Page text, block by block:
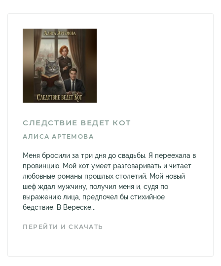
СЛЕДСТВИЕ ВЕДЕТ КОТ
АЛИСА АРТЕМОВА
Меня бросили за три дня до свадьбы. Я переехала в
провинцию. Мой кот умеет разговаривать и читает
любовные романы прошлых столетий. Мой новый
шеф ждал мужчину, получил меня и, судя по
выражению лица, предпочел бы стихийное
бедствие. В Вереске...
ПЕРЕЙТИ И СКАЧАТЬ